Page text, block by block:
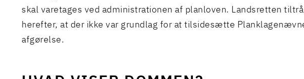
skal varetages ved administrationen af planloven. Landsretten
herefter, at der ikke var grundlag for at tilsidesætte
afgørelse.